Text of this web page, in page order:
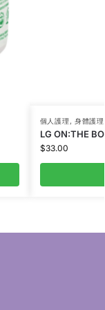
個人護理 , 身體護理
LG ON:THE
$33.00